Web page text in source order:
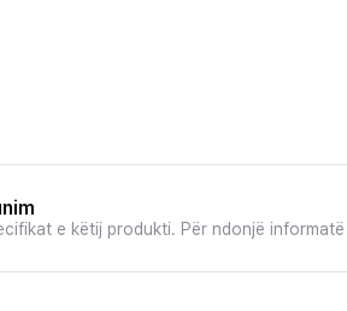
e këtij produkti. Për ndonjë